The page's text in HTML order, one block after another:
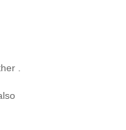
.